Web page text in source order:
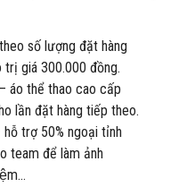
số lượng đặt hàng
giá 300.000 đồng.
áo thể thao cao cấp
lần đặt hàng tiếp theo.
trợ 50% ngoại tỉnh
team để làm ảnh